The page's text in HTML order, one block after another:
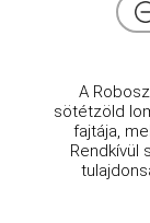
A
sötétzöld
fajtája,
Rendkívül